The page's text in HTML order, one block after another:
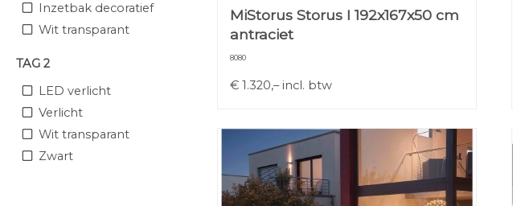
Inzetbak decoratief
Wit transparant
TAG 2
LED verlicht
Verlicht
Wit transparant
Zwart
MiStorus Storus I 192x167x50 cm
antraciet
8080
€ 1.320,–incl. btw